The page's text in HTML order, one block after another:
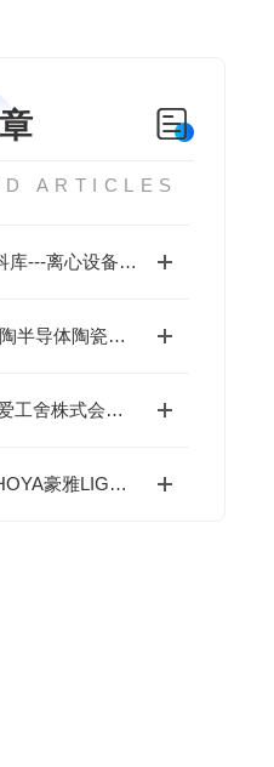
ARTICLES
KOKUSAN科库---离心设备专业制造商
NIKKATO日陶半导体陶瓷球的材料体系与研磨污染控制
日本AICOH爱工舍株式会社特殊立式搅拌机ACM全系列介绍
总代理日本HOYA豪雅LIGHT SOURCE光源---UV紫外线LED光源产品